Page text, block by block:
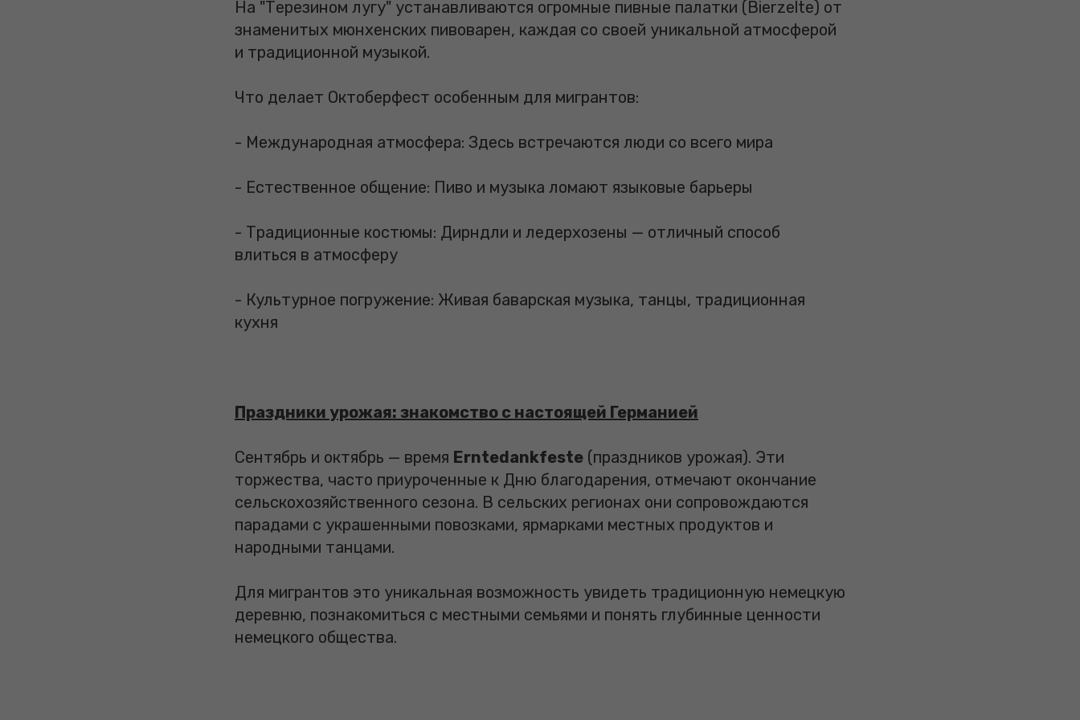
На "Терезином лугу" устанавливаются огромные пивные палатки (Bierzelte) от
знаменитых мюнхенских пивоварен, каждая со своей уникальной атмосферой
и традиционной музыкой.
Что делает Октоберфест особенным для мигрантов:
- Международная атмосфера: Здесь встречаются люди со всего мира
- Естественное общение: Пиво и музыка ломают языковые барьеры
- Традиционные костюмы: Дирндли и ледерхозены — отличный способ
влиться в атмосферу
- Культурное погружение: Живая баварская музыка, танцы, традиционная
кухня
Праздники урожая: знакомство с настоящей Германией
Сентябрь и октябрь — время Erntedankfeste (праздников урожая). Эти
торжества, часто приуроченные к Дню благодарения, отмечают окончание
сельскохозяйственного сезона. В сельских регионах они сопровождаются
парадами с украшенными повозками, ярмарками местных продуктов и
народными танцами.
Для мигрантов это уникальная возможность увидеть традиционную немецкую
деревню, познакомиться с местными семьями и понять глубинные ценности
немецкого общества.